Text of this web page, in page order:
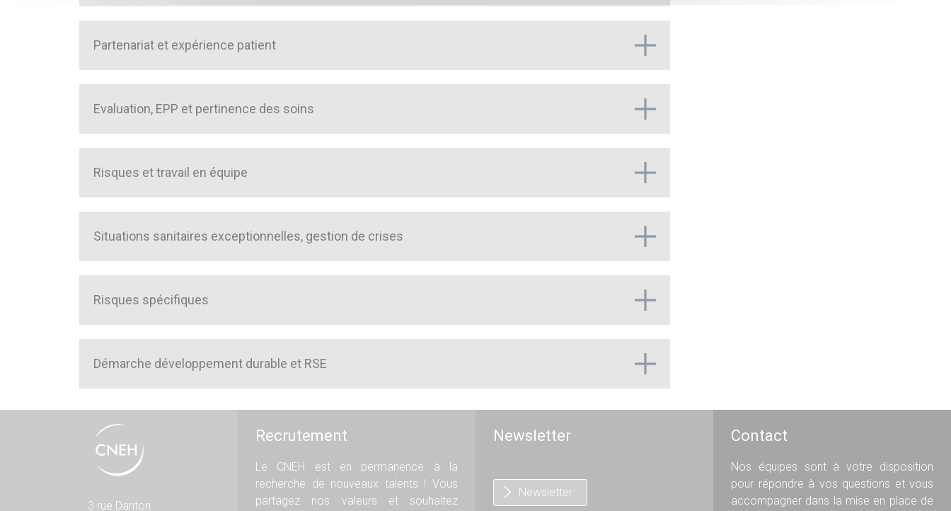
Partenariat et expérience patient
Evaluation, EPP et pertinence des soins
Risques et travail en équipe
Situations sanitaires exceptionnelles, gestion de crises
Risques spécifiques
Démarche développement durable et RSE
3 rue Danton
Recrutement
Le CNEH est en permanence à la
recherche de nouveaux talents ! Vous
partagez nos valeurs et souhaitez
Newsletter
Newsletter
Contact
Nos équipes sont à votre disposition
pour répondre à vos questions et vous
accompagner dans la mise en place de